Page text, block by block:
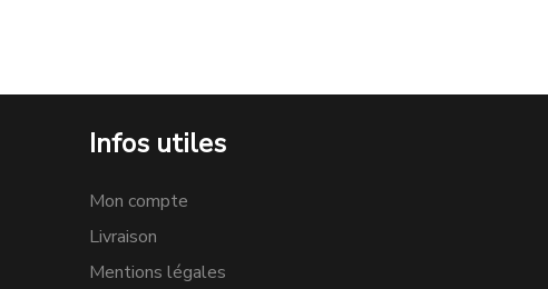
Infos utiles
Mon compte
Livraison
Mentions légales